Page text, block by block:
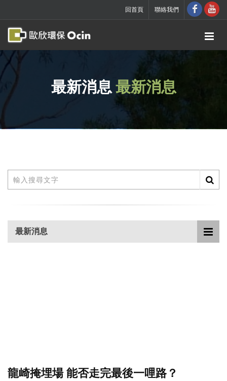
回首頁 聯絡我們
最新消息 最新消息
最新消息
龍崎掩埋場 能否走完最後一哩路？